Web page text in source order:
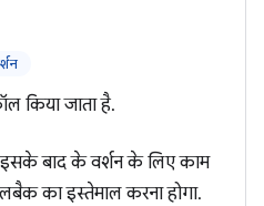
किया जाता है.
इसके बाद के वर्शन के लिए काम
का इस्तेमाल करना होगा.